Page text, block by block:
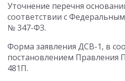
Уточнение перечня
соответствии с
№ 347-ФЗ.
Форма заявления ДСВ-1, в
постановлением Правления
481П.